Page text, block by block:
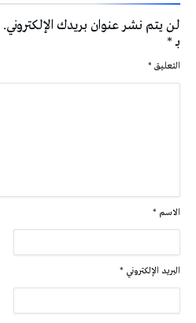
لن يتم نشر عنوان بريدك الإلكتروني.
بـ*
التعليق *
الاسم *
البريد الإلكتروني *